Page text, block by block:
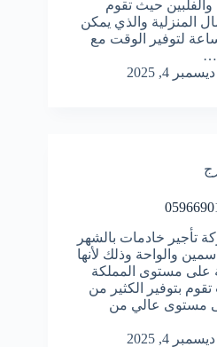
حيث تقوم
المنزلية والذي يمكن
لتوفير الوقت مع
ديسمبر 4, 2025
تأجير خادمات بالشهر
والواحة وذلك لأنها
على مستوى المملكة
بتوفير الكثير من
مستوى عالي من
ديسمبر 4, 2025